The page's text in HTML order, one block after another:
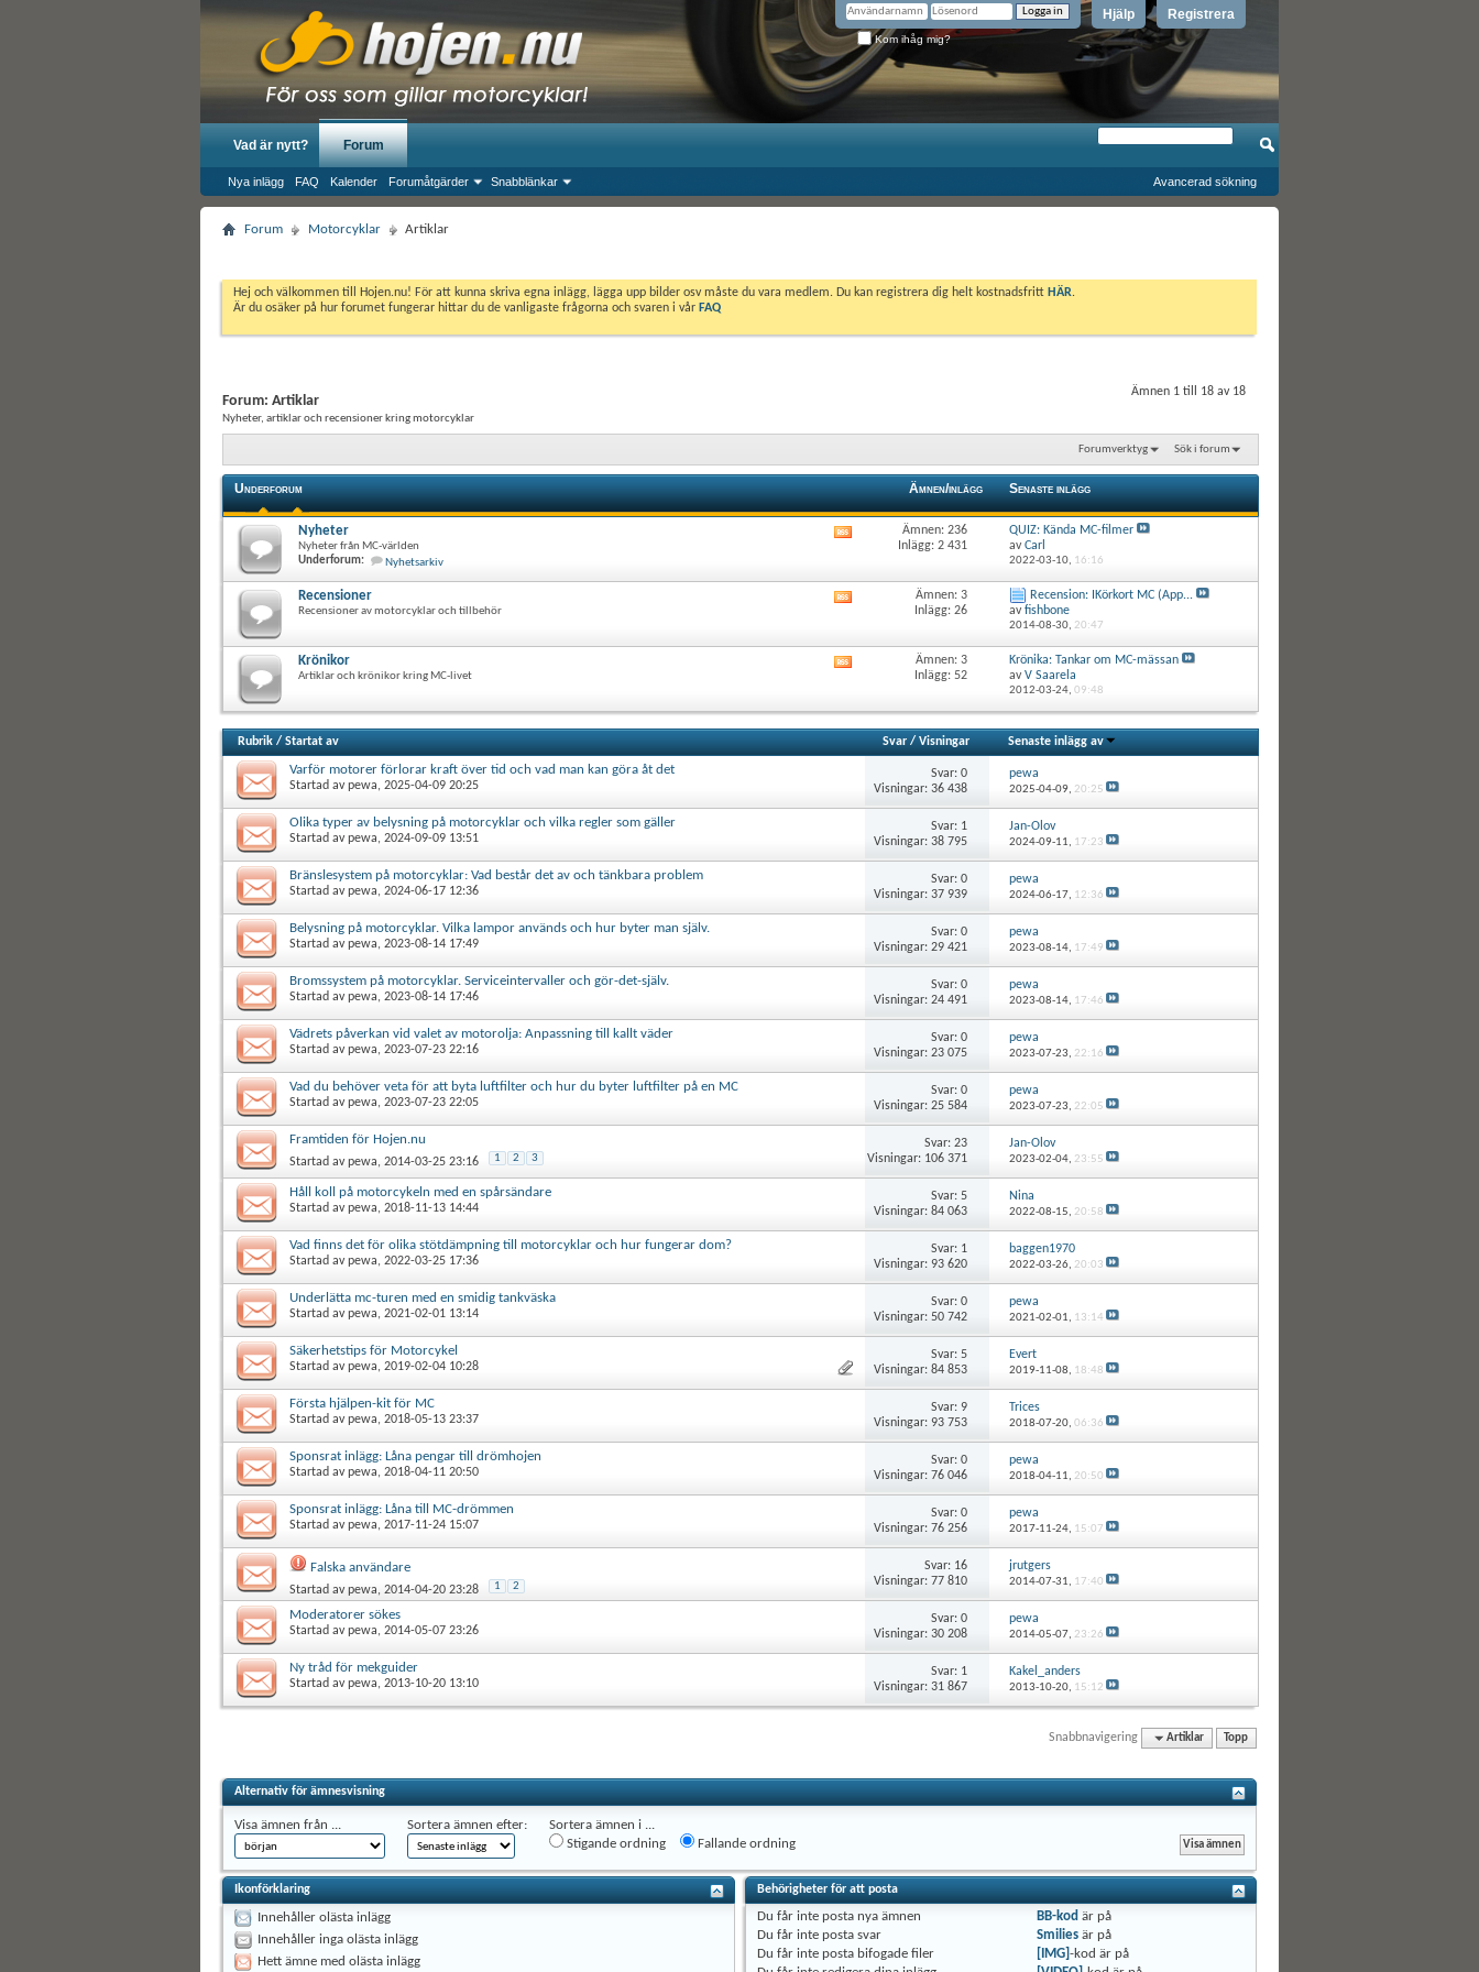
Registrera
Hjälp
Kom ihåg mig?
Vad är nytt? Forum
Nya inlägg FAQ Kalender Forumåtgärder Snabblänkar Avancerad sökning
Forum Motorcyklar Artiklar
Hej och välkommen till Hojen.nu! För att kunna skriva egna inlägg, lägga upp bilder osv måste du vara medlem. Du kan registrera dig helt kostnadsfritt HÄR.
Är du osäker på hur forumet fungerar hittar du de vanligaste frågorna och svaren i vår FAQ
Ämnen 1 till 18 av 18
Forum: Artiklar
Nyheter, artiklar och recensioner kring motorcyklar
Forumverktyg Sök i forum
Underforum Ämnen/inlägg Senaste inlägg
Nyheter
Nyheter från MC-världen
Underforum:
Nyhetsarkiv
forumets
Ämnen: 236
Inlägg: 2 431
QUIZ: Kända MC-filmer
avCarl
2022-03-10, 16:16
Recensioner
Recensioner av motorcyklar och tillbehör
forumets
Ämnen: 3
Inlägg: 26
Recension: IKörkort MC (App...
avfishbone
2014-08-30, 20:47
Krönikor
Artiklar och krönikor kring MC-livet
forumets
RSS-
flöde
Ämnen: 3
Inlägg: 52
Krönika: Tankar om MC-mässan
avV Saarela
2012-03-24,09:48
Rubrik / Startat av Svar/ Visningar Senaste inlägg av
Varför motorer förlorar kraft över tid och vad man kan göra åt det
Startad avpewa, 2025-04-09 20:25
Svar: 0
Visningar: 36 438
pewa
2025-04-09, 20:25
Olika typer av belysning på motorcyklar och vilka regler som gäller
Startad avpewa, 2024-09-09 13:51
Svar: 1
Visningar: 38 795
Jan-Olov
2024-09-11, 17:23
Bränslesystem på motorcyklar: Vad består det av och tänkbara problem
Startad avpewa, 2024-06-17 12:36
Svar: 0
Visningar: 37 939
pewa
2024-06-17, 12:36
Belysning på motorcyklar. Vilka lampor används och hur byter man själv.
Startad avpewa, 2023-08-14 17:49
Svar: 0
Visningar: 29 421
pewa
2023-08-14, 17:49
Bromssystem på motorcyklar. Serviceintervaller och gör-det-själv.
Startad avpewa, 2023-08-14 17:46
Svar: 0
Visningar: 24 491
pewa
2023-08-14, 17:46
Vädrets påverkan vid valet av motorolja: Anpassning till kallt väder
Startad avpewa, 2023-07-23 22:16
Svar: 0
Visningar: 23 075
pewa
2023-07-23, 22:16
Vad du behöver veta för att byta luftfilter och hur du byter luftfilter på en MC
Startad avpewa, 2023-07-23 22:05
Svar: 0
Visningar: 25 584
pewa
2023-07-23, 22:05
Framtiden för Hojen.nu
Startad avpewa, 2014-03-25 23:16 1 2 3
Svar: 23
Visningar: 106 371
Jan-Olov
2023-02-04, 23:55
Håll koll på motorcykeln med en spårsändare
Startad avpewa, 2018-11-13 14:44
Svar: 5
Visningar: 84 063
Nina
2022-08-15, 20:58
Vad finns det för olika stötdämpning till motorcyklar och hur fungerar dom?
Startad avpewa, 2022-03-25 17:36
Svar: 1
Visningar: 93 620
baggen1970
2022-03-26, 20:03
Underlätta mc-turen med en smidig tankväska
Startad avpewa, 2021-02-01 13:14
Svar: 0
Visningar: 50 742
pewa
2021-02-01, 13:14
Säkerhetstips för Motorcykel
Startad avpewa, 2019-02-04 10:28
Svar: 5
Visningar: 84 853
Evert
2019-11-08, 18:48
Första hjälpen-kit för MC
Startad avpewa, 2018-05-13 23:37
Svar: 9
Visningar: 93 753
Trices
2018-07-20,06:36
Sponsrat inlägg: Låna pengar till drömhojen
Startad avpewa, 2018-04-11 20:50
Svar: 0
Visningar: 76 046
pewa
2018-04-11, 20:50
Sponsrat inlägg: Låna till MC-drömmen
Startad avpewa, 2017-11-24 15:07
Svar: 0
Visningar: 76 256
pewa
2017-11-24, 15:07
Falska användare
Startad avpewa, 2014-04-20 23:28 1 2
Svar: 16
Visningar: 77 810
jrutgers
2014-07-31, 17:40
Moderatorer sökes
Startad avpewa, 2014-05-07 23:26
Svar: 0
Visningar: 30 208
pewa
2014-05-07, 23:26
Ny tråd för mekguider
Startad avpewa, 2013-10-20 13:10
Svar: 1
Visningar: 31 867
Kakel_anders
2013-10-20, 15:12
Snabbnavigering Artiklar Topp
Alternativ för ämnesvisning
Visa ämnen från ... Sortera ämnen efter:
Sortera ämnen i ...
Stigande ordning
Fallande ordning
Ikonförklaring
Innehåller olästa inlägg
Innehåller inga olästa inlägg
Hett ämne med olästa inlägg
Behörigheter för att posta
Du får inteposta nya ämnen
Du får inteposta svar
Du får inteposta bifogade filer
BB-kod är på
Smiliesär på
[IMG]-kod är på